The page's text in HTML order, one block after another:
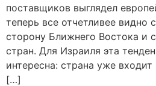
поставщиков выглядел
теперь все отчетливее видно
сторону Ближнего Востока и
стран. Для Израиля эта
интересна: страна уже
[…]